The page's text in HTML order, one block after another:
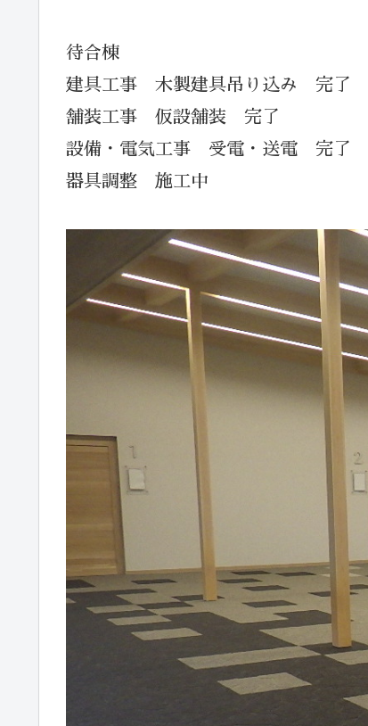
待合棟
建具工事 木製建具吊り込み 完了
舗装工事 仮設舗装 完了
設備・電気工事 受電・送電 完了
器具調整 施工中